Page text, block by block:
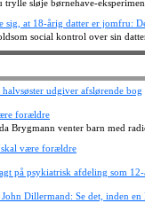
trylle sløje børnehave-
sig, at 18-årig datter er jomfru:
social kontrol over sin
udgiver afslørende bog
forældre
Brygmann venter barn med
skal være forældre
på psykiatrisk afdeling som
Dillermand: Se det, inden